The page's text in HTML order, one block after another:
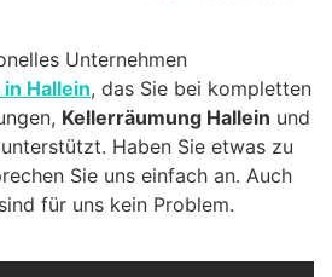
Unternehmen
Hallein, das Sie bei kompletten
Kellerräumung Hallein und
Haben Sie etwas zu
Sie uns einfach an. Auch
für uns kein Problem.